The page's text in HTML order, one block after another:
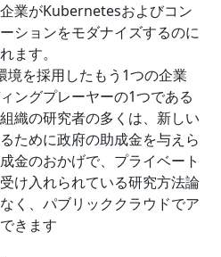
業がKubernetesおよびコン
ションをモダナイズするのに
ます。
境を採用したもう1つの企業
ングプレーヤーの1つである
織の研究者の多くは、新しい
ために政府の助成金を与えら
金のおかげで、プライベート
け入れられている研究方法論
く、パブリッククラウドでア
きます